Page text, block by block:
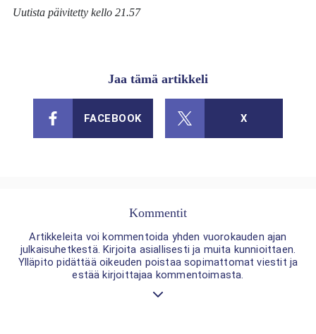
Uutista päivitetty kello 21.57
Jaa tämä artikkeli
FACEBOOK X
Kommentit
Artikkeleita voi kommentoida yhden vuorokauden ajan
julkaisuhetkestä. Kirjoita asiallisesti ja muita kunnioittaen.
Ylläpito pidättää oikeuden poistaa sopimattomat viestit ja
estää kirjoittajaa kommentoimasta.